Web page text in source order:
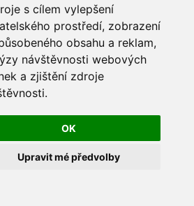
s cílem vylepšení
prostředí, zobrazení
obsahu a reklam,
návštěvnosti webových
a zjištění zdroje
OK
Upravit mé předvolby
Všechny časy jsou v
2020 © ASTRA - CZ s.r.o.
® Forum Software © phpBB Limited
překlad –phpBB.cz
by:phpBB SEO